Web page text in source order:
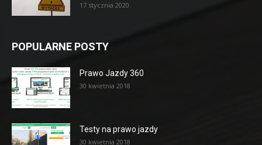
17 stycznia 2020
POPULARNE POSTY
Prawo Jazdy 360
30 kwietnia 2018
Testy na prawo jazdy
30 kwietnia 2018